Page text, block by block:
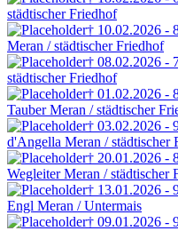
städtischer Friedhof
† 10.02.2026 -
Meran / städtischer Friedhof
† 08.02.2026 -
städtischer Friedhof
† 01.02.2026 -
TauberMeran / städtischer
† 03.02.2026 -
d'Angella Meran / städtischer
† 20.01.2026 -
WegleiterMeran / städtischer
† 13.01.2026 -
Engl Meran / Untermais
† 09.01.2026 -